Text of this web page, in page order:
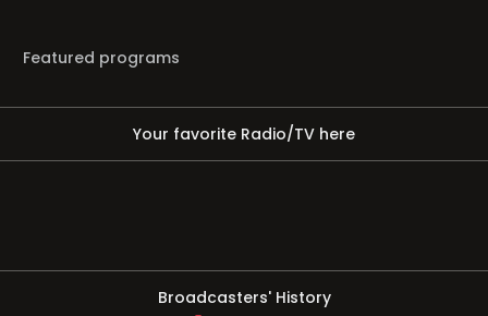
Featured programs
Your favorite Radio/TV here
Broadcasters' History